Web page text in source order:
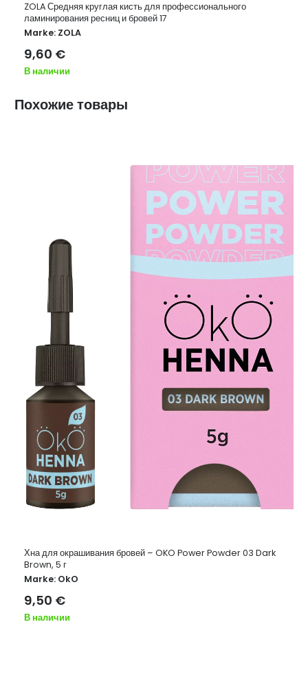
ZOLA Средняя круглая кисть для профессионального
ламинирования ресниц и бровей 17
Marke: ZOLA
9,60 €
В наличии
Похожие товары
Хна для окрашивания бровей – OKO Power Powder 03 Dark
Brown, 5 г
Marke: OkO
9,50 €
В наличии